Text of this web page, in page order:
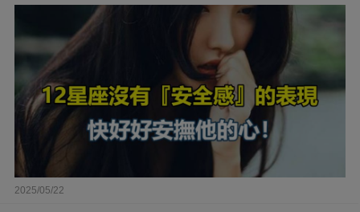
2025/05/22